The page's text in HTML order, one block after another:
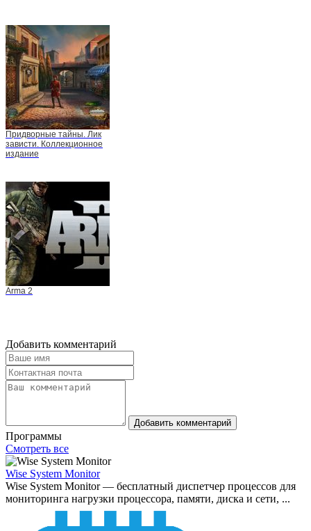
Придворные тайны. Лик
зависти. Коллекционное
издание
Arma 2
Добавить комментарий
Добавить комментарий
Программы
Смотреть все
Wise System Monitor
Wise System Monitor — бесплатный диспетчер процессов для
мониторинга нагрузки процессора, памяти, диска и сети, ...